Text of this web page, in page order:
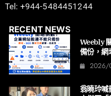
Tel: +944-5484451244
RECENT NEWS
Weebly
備份，網
2026/
翁曉玲